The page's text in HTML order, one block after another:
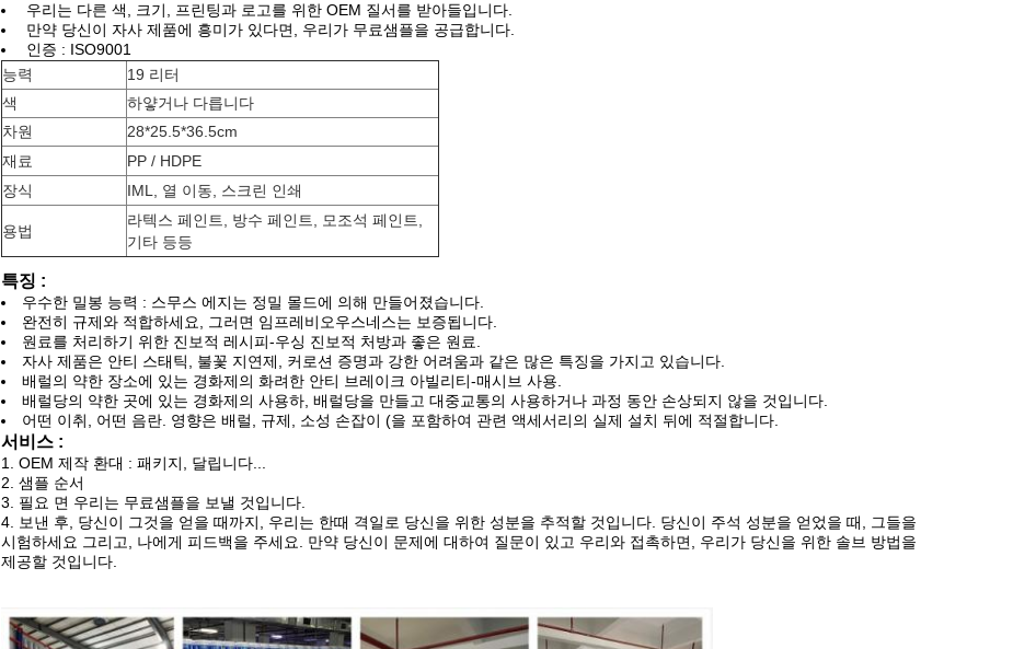
우리는 다른 색, 크기, 프린팅과 로고를 위한 OEM 질서를 받아들입니다.
만약 당신이 자사 제품에 흥미가 있다면, 우리가 무료샘플을 공급합니다.
인증 : ISO9001
능력
19 리터
색
하얗거나 다릅니다
차원
28*25.5*36.5cm
재료
PP / HDPE
장식
IML, 열 이동, 스크린 인쇄
용법
라텍스 페인트, 방수 페인트, 모조석 페인트,
기타 등등
특징 :
우수한 밀봉 능력 : 스무스 에지는 정밀 몰드에 의해 만들어졌습니다.
완전히 규제와 적합하세요, 그러면 임프레비오우스네스는 보증됩니다.
원료를 처리하기 위한 진보적 레시피-우싱 진보적 처방과 좋은 원료.
자사 제품은 안티 스태틱, 불꽃 지연제, 커로션 증명과 강한 어려움과 같은 많은 특징을 가지고 있습니다.
배럴의 약한 장소에 있는 경화제의 화려한 안티 브레이크 아빌리티-매시브 사용.
배럴당의 약한 곳에 있는 경화제의 사용하, 배럴당을 만들고 대중교통의 사용하거나 과정 동안 손상되지 않을 것입니다.
어떤 이취, 어떤 음란. 영향은 배럴, 규제, 소성 손잡이 (을 포함하여 관련 액세서리의 실제 설치 뒤에 적절합니다.
서비스 :
1. OEM 제작 환대 : 패키지, 달립니다...
2. 샘플 순서
3. 필요 면 우리는 무료샘플을 보낼 것입니다.
4. 보낸 후, 당신이 그것을 얻을 때까지, 우리는 한때 격일로 당신을 위한 성분을 추적할 것입니다. 당신이 주석 성분을 얻었을 때, 그들을
시험하세요 그리고, 나에게 피드백을 주세요. 만약 당신이 문제에 대하여 질문이 있고 우리와 접촉하면, 우리가 당신을 위한 솔브 방법을
제공할 것입니다.